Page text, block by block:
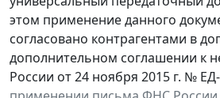
этом применение данного
согласовано контрагентами в
дополнительном соглашении к
России от 24 ноября 2015 г. №